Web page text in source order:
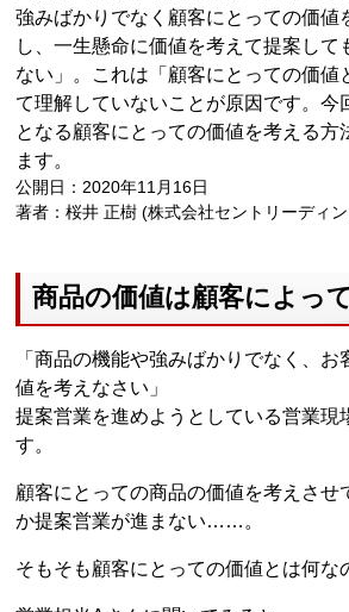
強みばかりでなく顧客にとっての価値
し、一生懸命に価値を考えて提案して
ない」。これは「顧客にとっての価値
て理解していないことが原因です。今
となる顧客にとっての価値を考える方
ます。
公開日：2020年11月16日
著者：桜井 正樹 (株式会社セントリーディ
商品の価値は顧客によっ
「商品の機能や強みばかりでなく、
値を考えなさい」
提案営業を進めようとしている営業現
す。
顧客にとっての商品の価値を考えさせ
か提案営業が進まない……。
そもそも顧客にとっての価値とは何な